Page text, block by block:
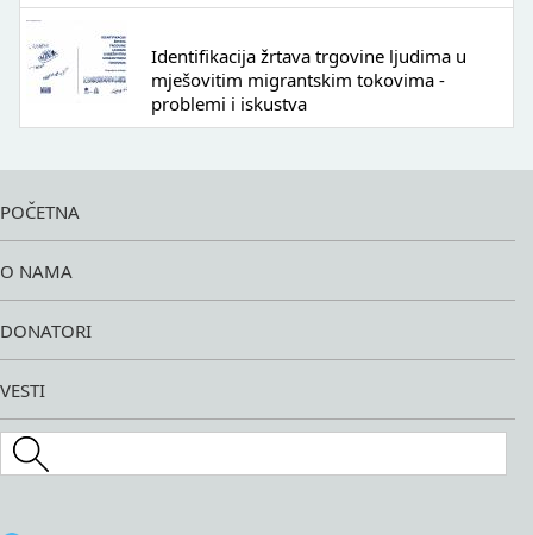
Identifikacija žrtava trgovine ljudima u
mješovitim migrantskim tokovima -
problemi i iskustva
POČETNA
O NAMA
DONATORI
VESTI
Search this site